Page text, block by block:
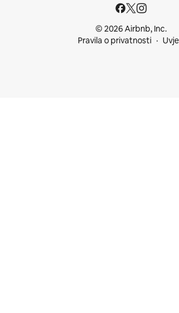
© 2026 Airbnb, Inc.
Pravila o privatnosti